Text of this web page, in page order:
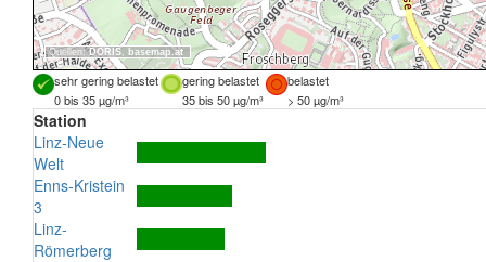
Quellen:DORIS, basemap.at
sehr gering belastet gering belastet
belastet
0 bis 35 µg/m³
35 bis 50 µg/m³ > 50 µg/m³
Station
Linz-Neue
Welt
Enns-Kristein
3
Linz-
Römerberg